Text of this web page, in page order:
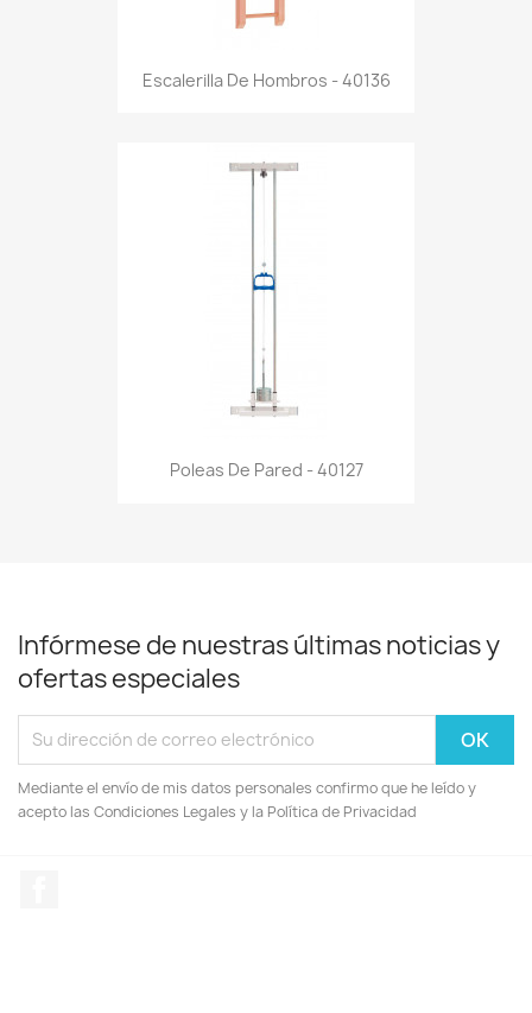
Escalerilla De Hombros - 40136
Poleas De Pared - 40127
Infórmese de nuestras últimas noticias y
ofertas especiales
Mediante el envío de mis datos personales confirmo que he leído y
acepto las Condiciones Legales y la Política de Privacidad